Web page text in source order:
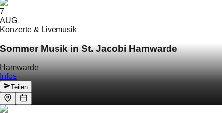
7
AUG
Konzerte & Livemusik
Sommer Musik in St. Jacobi Hamwarde
Hamwarde
Infos
Teilen